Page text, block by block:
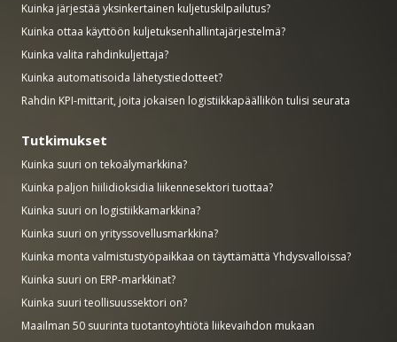
Kuinka järjestää yksinkertainen kuljetuskilpailutus?
Kuinka ottaa käyttöön kuljetuksenhallintajärjestelmä?
Kuinka valita rahdinkuljettaja?
Kuinka automatisoida lähetystiedotteet?
Rahdin KPI-mittarit, joita jokaisen logistiikkapäällikön tulisi seurata
Tutkimukset
Kuinka suuri on tekoälymarkkina?
Kuinka paljon hiilidioksidia liikennesektori tuottaa?
Kuinka suuri on logistiikkamarkkina?
Kuinka suuri on yrityssovellusmarkkina?
Kuinka monta valmistustyöpaikkaa on täyttämättä Yhdysvalloissa?
Kuinka suuri on ERP-markkinat?
Kuinka suuri teollisuussektori on?
Maailman 50 suurinta tuotantoyhtiötä liikevaihdon mukaan